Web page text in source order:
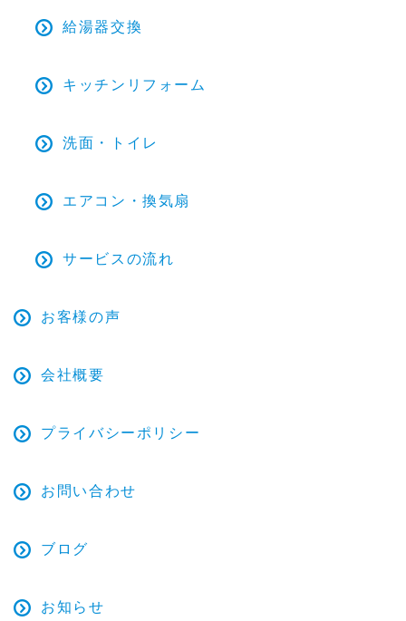
給湯器交換
キッチンリフォーム
洗面・トイレ
エアコン・換気扇
サービスの流れ
お客様の声
会社概要
プライバシーポリシー
お問い合わせ
ブログ
お知らせ